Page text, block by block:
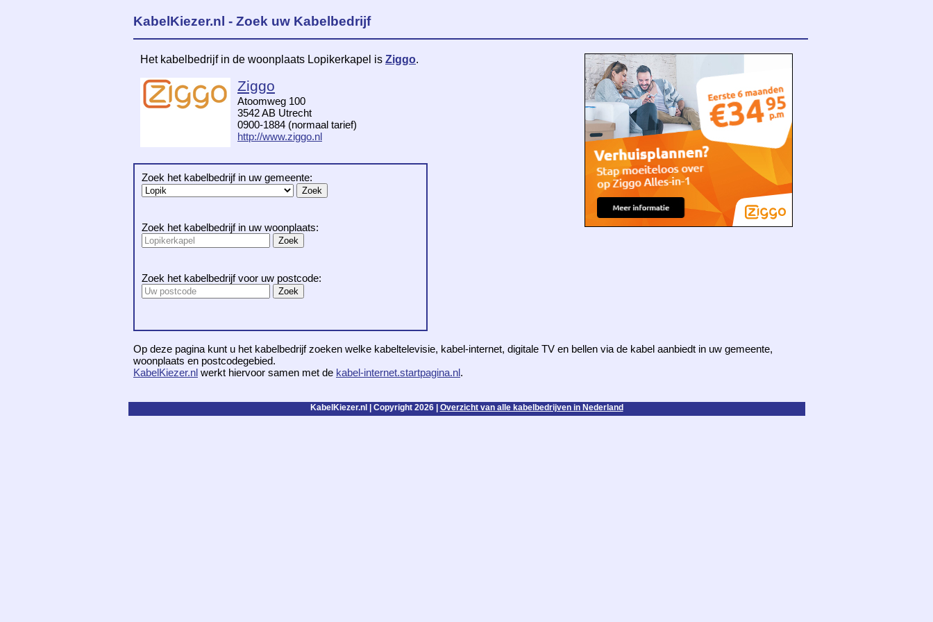
KabelKiezer.nl - Zoek uw Kabelbedrijf
Het kabelbedrijf in de woonplaats Lopikerkapel is Ziggo.
Ziggo
Atoomweg 100
3542 AB Utrecht
0900-1884 (normaal tarief)
http://www.ziggo.nl
Zoek het kabelbedrijf in uw gemeente:
Zoek het kabelbedrijf in uw woonplaats:
Zoek het kabelbedrijf voor uw postcode:
Op deze pagina kunt u het kabelbedrijf zoeken welke kabeltelevisie, kabel-internet, digitale TV en bellen via de kabel aanbiedt in uw gemeente,
woonplaats en postcodegebied.
KabelKiezer.nl werkt hiervoor samen met de kabel-internet.startpagina.nl.
KabelKiezer.nl | Copyright 2026 | Overzicht van alle kabelbedrijven in Nederland